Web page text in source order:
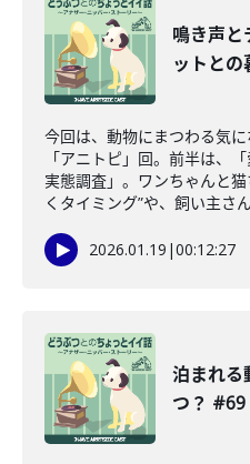
鳴き声と
ットと
今回は、動物にまつわる気
「アニトピ」回。前半は、
実態調査」。ワンちゃんと
くタイミング”や、飼い主さ
2026.01.19 |00:12:27
泊まれる
つ？ #69